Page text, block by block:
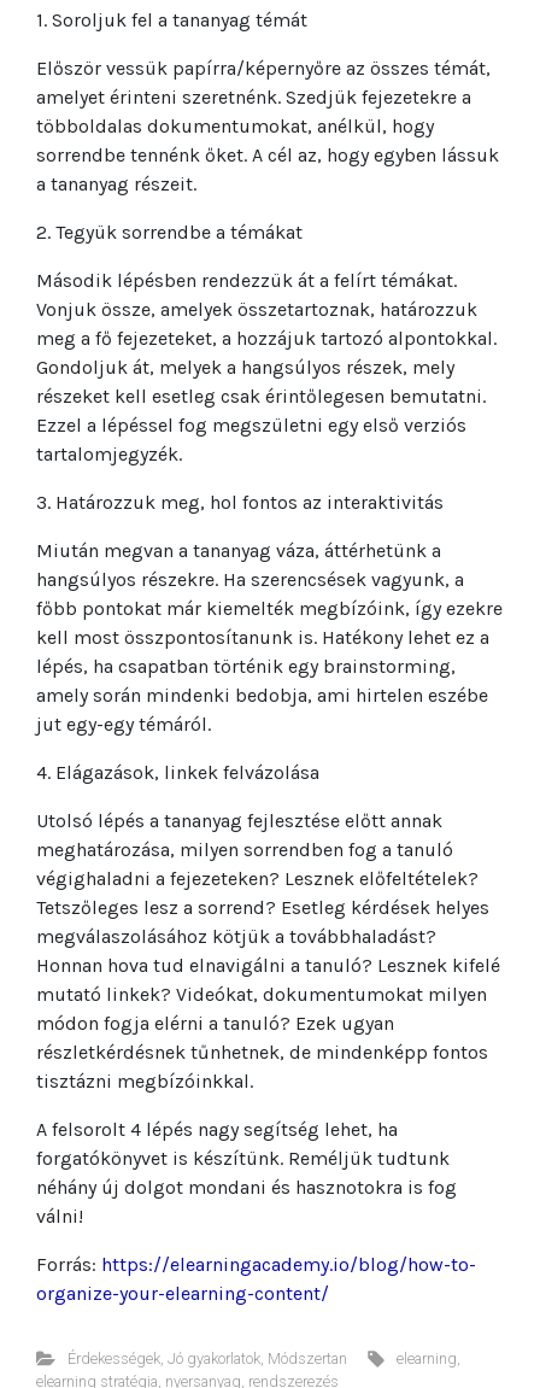
1. Soroljuk fel a tananyag témát
Először vessük papírra/képernyőre az összes témát,
amelyet érinteni szeretnénk. Szedjük fejezetekre a
többoldalas dokumentumokat, anélkül, hogy
sorrendbe tennénk őket. A cél az, hogy egyben lássuk
a tananyag részeit.
2. Tegyük sorrendbe a témákat
Második lépésben rendezzük át a felírt témákat.
Vonjuk össze, amelyek összetartoznak, határozzuk
meg a fő fejezeteket, a hozzájuk tartozó alpontokkal.
Gondoljuk át, melyek a hangsúlyos részek, mely
részeket kell esetleg csak érintőlegesen bemutatni.
Ezzel a lépéssel fog megszületni egy első verziós
tartalomjegyzék.
3. Határozzuk meg, hol fontos az interaktivitás
Miután megvan a tananyag váza, áttérhetünk a
hangsúlyos részekre. Ha szerencsések vagyunk, a
főbb pontokat már kiemelték megbízóink, így ezekre
kell most összpontosítanunk is. Hatékony lehet ez a
lépés, ha csapatban történik egy brainstorming,
amely során mindenki bedobja, ami hirtelen eszébe
jut egy-egy témáról.
4. Elágazások, linkek felvázolása
Utolsó lépés a tananyag fejlesztése előtt annak
meghatározása, milyen sorrendben fog a tanuló
végighaladni a fejezeteken? Lesznek előfeltételek?
Tetszőleges lesz a sorrend? Esetleg kérdések helyes
megválaszolásához kötjük a továbbhaladást?
Honnan hova tud elnavigálni a tanuló? Lesznek kifelé
mutató linkek? Videókat, dokumentumokat milyen
módon fogja elérni a tanuló? Ezek ugyan
részletkérdésnek tűnhetnek, de mindenképp fontos
tisztázni megbízóinkkal.
A felsorolt 4 lépés nagy segítség lehet, ha
forgatókönyvet is készítünk. Reméljük tudtunk
néhány új dolgot mondani és hasznotokra is fog
válni!
Forrás: https://elearningacademy.io/blog/how-to-
organize-your-elearning-content/
Érdekességek, Jó gyakorlatok, Módszertan elearning
elearning stratégia nyersanyag rendszerezés